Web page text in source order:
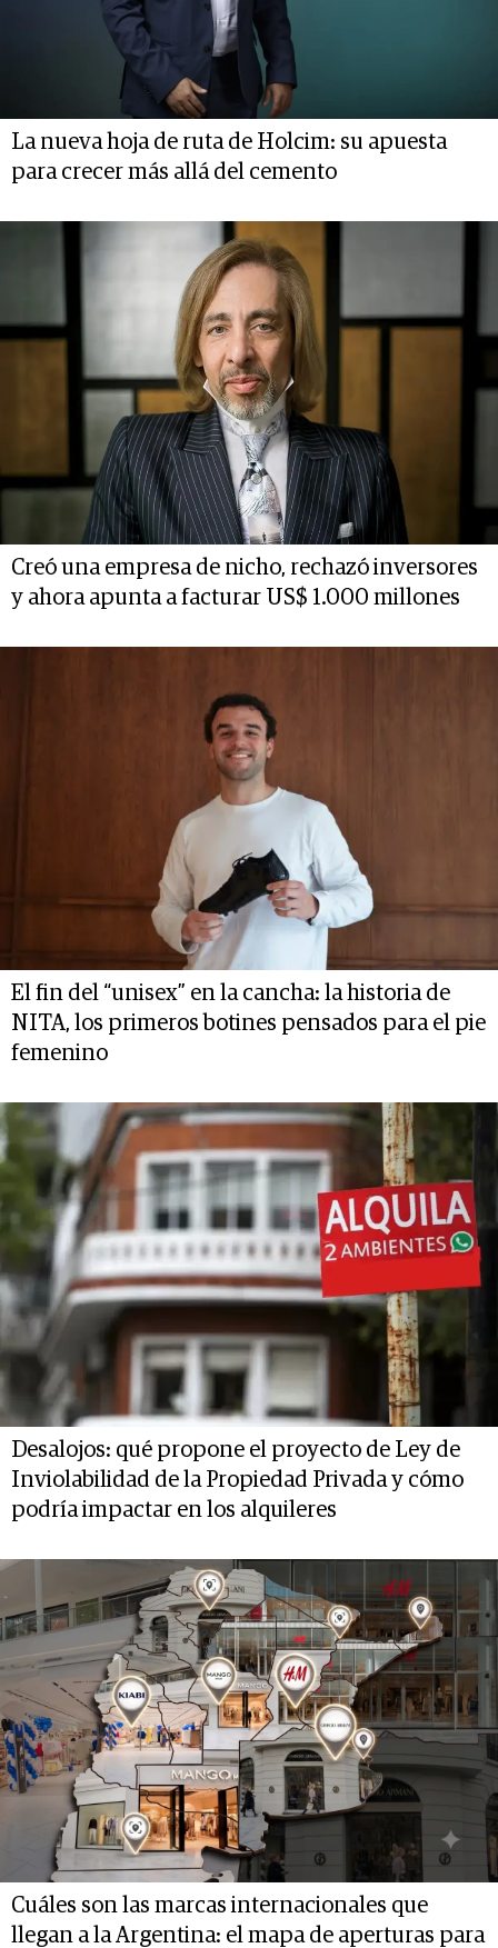
La nueva hoja de ruta de Holcim: su apuesta
para crecer más allá del cemento
Creó una empresa de nicho, rechazó inversores
y ahora apunta a facturar US$ 1.000 millones
El fin del “unisex” en la cancha: la historia de
NITA, los primeros botines pensados para el pie
femenino
Desalojos: qué propone el proyecto de Ley de
Inviolabilidad de la Propiedad Privada y cómo
podría impactar en los alquileres
Cuáles son las marcas internacionales que
llegan a la Argentina: el mapa de aperturas para